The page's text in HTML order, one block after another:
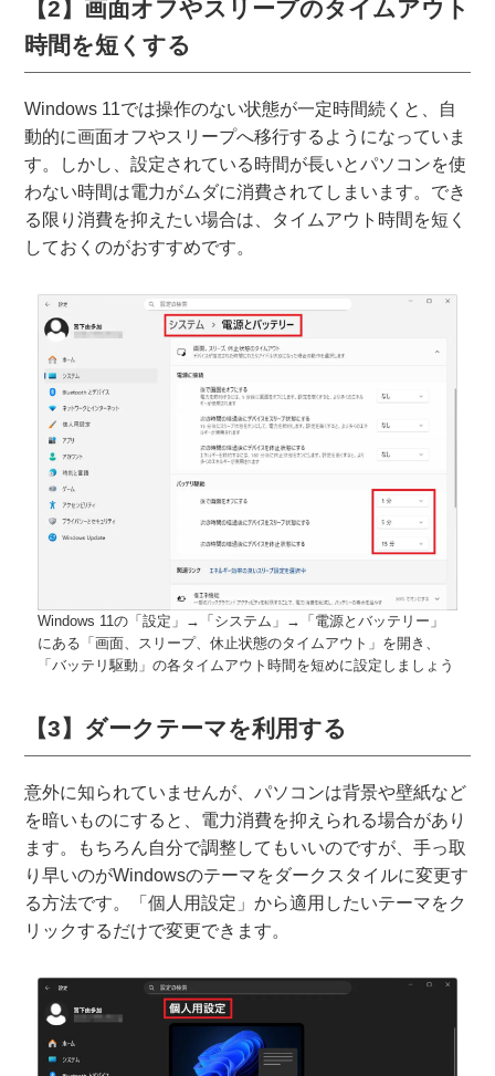
【2】画面オフやスリープのタイムアウト
時間を短くする
Windows 11では操作のない状態が一定時間続くと、自
動的に画面オフやスリープへ移行するようになっていま
す。しかし、設定されている時間が長いとパソコンを使
わない時間は電力がムダに消費されてしまいます。でき
る限り消費を抑えたい場合は、タイムアウト時間を短く
しておくのがおすすめです。
Windows 11の「設定」→「システム」→「電源とバッテリー」
にある「画面、スリープ、休止状態のタイムアウト」を開き、
「バッテリ駆動」の各タイムアウト時間を短めに設定しましょう
【3】ダークテーマを利用する
意外に知られていませんが、パソコンは背景や壁紙など
を暗いものにすると、電力消費を抑えられる場合があり
ます。もちろん自分で調整してもいいのですが、手っ取
り早いのがWindowsのテーマをダークスタイルに変更す
る方法です。「個人用設定」から適用したいテーマをク
リックするだけで変更できます。